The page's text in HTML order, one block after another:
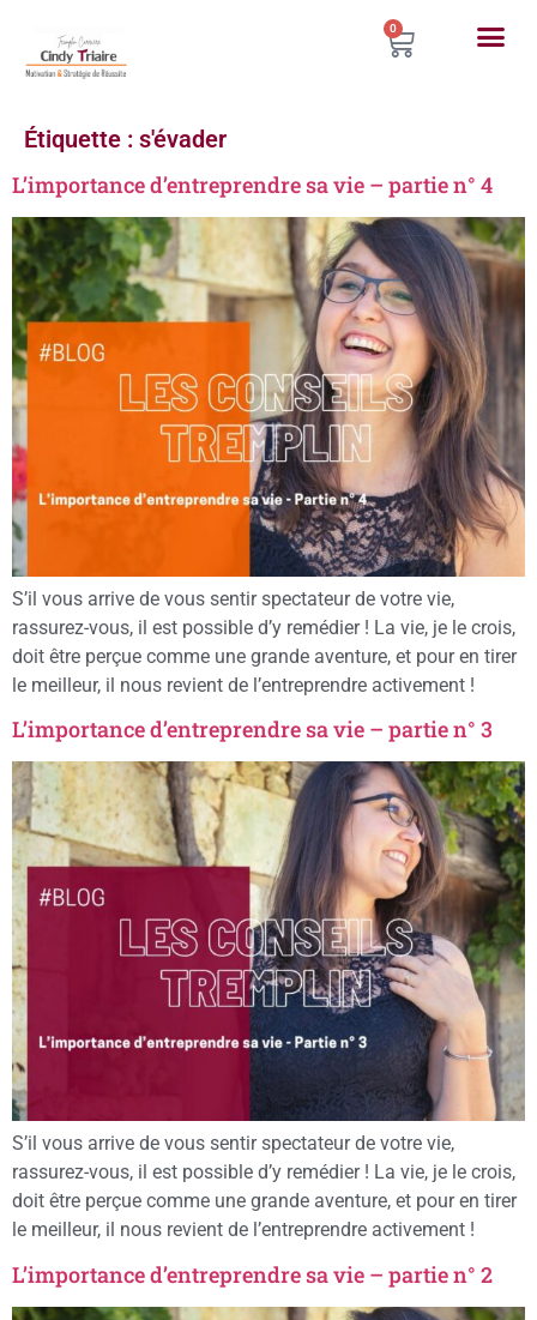
0
Étiquette : s'évader
L’importance d’entreprendre sa vie – partie n° 4
S’il vous arrive de vous sentir spectateur de votre vie,
rassurez-vous, il est possible d’y remédier ! La vie, je le crois,
doit être perçue comme une grande aventure, et pour en tirer
le meilleur, il nous revient de l’entreprendre activement !
L’importance d’entreprendre sa vie – partie n° 3
S’il vous arrive de vous sentir spectateur de votre vie,
rassurez-vous, il est possible d’y remédier ! La vie, je le crois,
doit être perçue comme une grande aventure, et pour en tirer
le meilleur, il nous revient de l’entreprendre activement !
L’importance d’entreprendre sa vie – partie n° 2